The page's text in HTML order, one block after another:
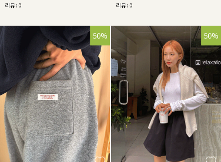
리뷰 : 0 리뷰 : 0
50% 50%